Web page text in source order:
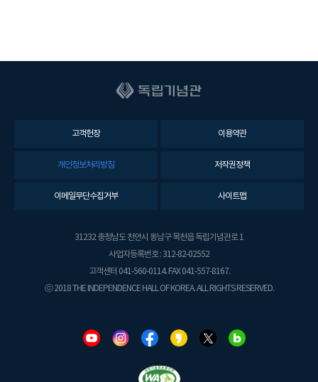
고객헌장 이용약관
개인정보처리방침 저작권정책
이메일무단수집거부 사이트맵
31232 충청남도 천안시 동남구 목천읍 독립기념관로 1
사업자등록번호 : 312-82-02552
고객센터 041-560-0114. FAX 041-557-8167.
ⓒ 2018 THE INDEPENDENCE HALL OF KOREA. ALL RIGHTS RESERVED.